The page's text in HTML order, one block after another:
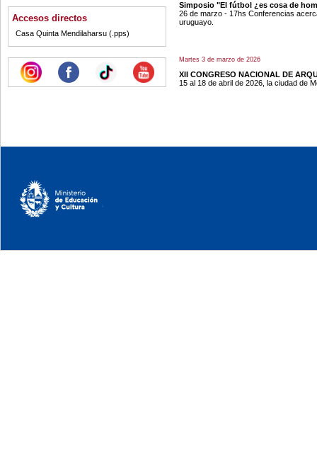
Accesos directos
Casa Quinta Mendilaharsu (.pps)
Simposio "El fútbol ¿es cosa de
26 de marzo - 17hs Conferencias
uruguayo.
Martes 3 de marzo de 2026
XII CONGRESO NACIONAL DE
15 al 18 de abril de 2026, la ciudad de